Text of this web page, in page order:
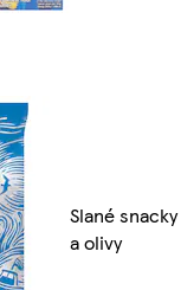
Slané snacky
a olivy